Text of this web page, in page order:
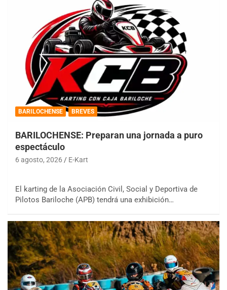
BARILOCHENSE BREVES
BARILOCHENSE: Preparan una jornada a puro
espectáculo
6 agosto, 2026 E-Kart
El karting de la Asociación Civil, Social y Deportiva de
Pilotos Bariloche (APB) tendrá una exhibición…